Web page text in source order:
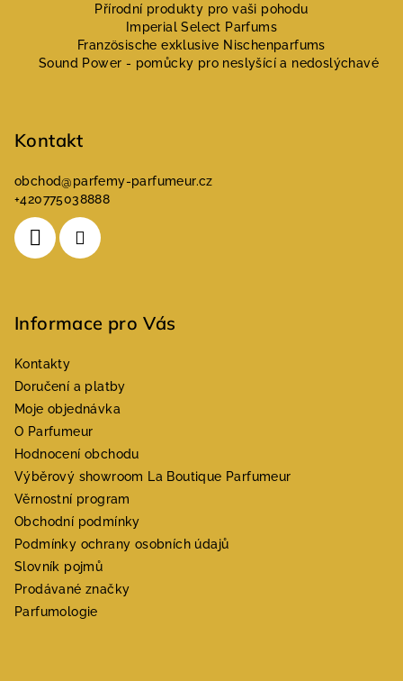
Přírodní produkty pro vaši pohodu
Imperial Select Parfums
Französische exklusive Nischenparfums
Sound Power - pomůcky pro neslyšící a nedoslýchavé
Kontakt
obchod@parfemy-parfumeur.cz
+420775038888
Informace pro Vás
Kontakty
Doručení a platby
Moje objednávka
O Parfumeur
Hodnocení obchodu
Výběrový showroom La Boutique Parfumeur
Věrnostní program
Obchodní podmínky
Podmínky ochrany osobních údajů
Slovník pojmů
Prodávané značky
Parfumologie